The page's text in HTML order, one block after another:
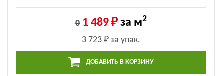
0 1 489 ₽ за м2
3 723 ₽ за упак.
ДОБАВИТЬ В КОРЗИНУ